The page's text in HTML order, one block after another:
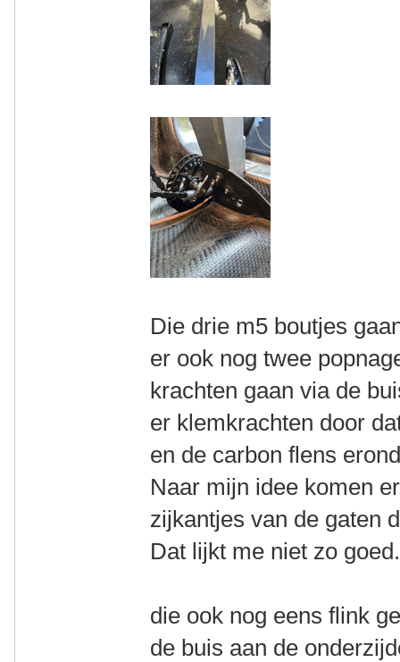
Die drie m5 boutjes
er ook nog twee
krachten gaan via de
er klemkrachten door
en de carbon flens
Naar mijn idee komen
zijkantjes van de gaten
Dat lijkt me niet zo goed.
die ook nog eens flink
de buis aan de